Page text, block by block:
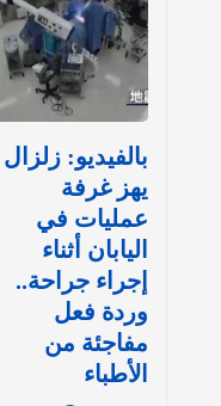
بالفيديو: زلزال
يهز غرفة
عمليات في
اليابان أثناء
إجراء جراحة..
وردة فعل
مفاجئة من
الأطباء